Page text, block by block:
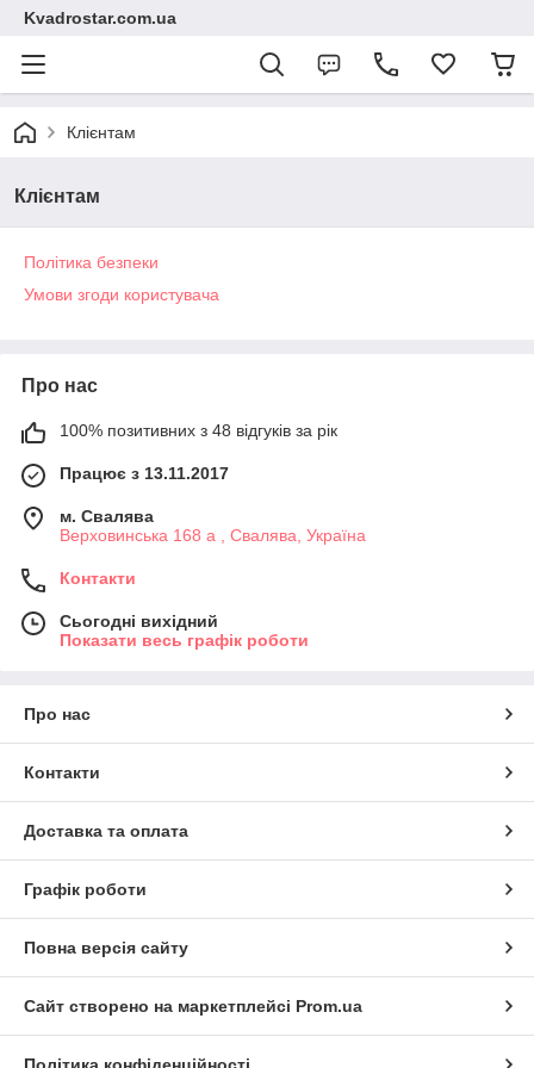
Kvadrostar.com.ua
Клієнтам
Клієнтам
Політика безпеки
Умови згоди користувача
Про нас
100% позитивних з 48 відгуків за рік
Працює з 13.11.2017
м. Свалява
Верховинська 168 а , Свалява, Україна
Контакти
Сьогодні вихідний
Показати весь графік роботи
Про нас
Контакти
Доставка та оплата
Графік роботи
Повна версія сайту
Сайт створено на маркетплейсі Prom.ua